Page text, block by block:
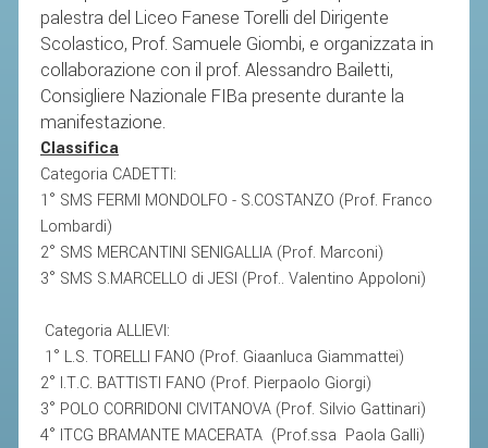
palestra del Liceo Fanese Torelli del Dirigente
Scolastico, Prof. Samuele Giombi, e organizzata in
collaborazione con il prof. Alessandro Bailetti,
Consigliere Nazionale FIBa presente durante la
manifestazione.
Classifica
Categoria CADETTI:
1° SMS FERMI MONDOLFO - S.COSTANZO (Prof. Franco
Lombardi)
2° SMS MERCANTINI SENIGALLIA (Prof. Marconi)
3° SMS S.MARCELLO di JESI (Prof.. Valentino Appoloni)
Categoria ALLIEVI:
1° L.S. TORELLI FANO (Prof. Giaanluca Giammattei)
2° I.T.C. BATTISTI FANO (Prof. Pierpaolo Giorgi)
3° POLO CORRIDONI CIVITANOVA (Prof. Silvio Gattinari)
4° ITCG BRAMANTE MACERATA (Prof.ssa Paola Galli)
COMMISSIONE ATLETI
TESSERAMENTO
CONVENZIONI
LINE
AFFILIARE UN ESD
GARE ED EVENTI